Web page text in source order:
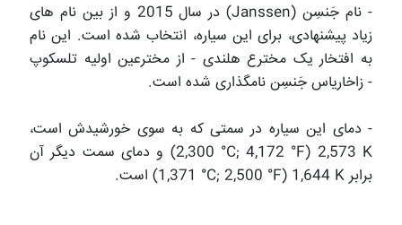
- نام جَنسِن (Janssen
) در سال 2015 و از بین نام های
زیاد پیشنهادی، برای این سیاره، انتخاب شده است. این نام
به افتخار یک مخترع هلندی - از مخترعین اولیه تلسکوپ
- زاخاریاس جَنسِن نامگذاری شده است.
- دمای این سیاره در سمتی که به سوی خورشیدش است،
2,573 K
(2,300 °C; 4,172 °F) و دمای سمت دیگر آن
برابر 1,644 K
(1,371 °C; 2,500 °F) است.